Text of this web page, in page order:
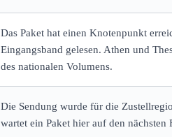
Das Paket hat einen Knotenpunkt
Eingangsband gelesen. Athen und
des nationalen Volumens.
Die Sendung wurde für die
wartet ein Paket hier auf den nächsten